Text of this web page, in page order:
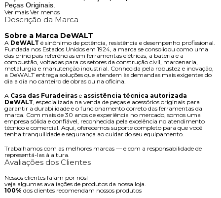
Peças Originais.
Ver mais Ver menos
Descrição da Marca
Sobre a Marca DeWALT
A DeWALT é sinônimo de potência, resistência e desempenho profissional.
Fundada nos Estados Unidos em 1924, a marca se consolidou como uma
das principais referências em ferramentas elétricas, a bateria e a
combustão, voltadas para os setores da construção civil, marcenaria,
metalurgia e manutenção industrial. Conhecida pela robustez e inovação,
a DeWALT entrega soluções que atendem às demandas mais exigentes do
dia a dia no canteiro de obras ou na oficina.
A Casa das Furadeirasé assistência técnica autorizada
DeWALT , especializada na venda de peças e acessórios originais para
garantir a durabilidade e o funcionamento correto das ferramentas da
marca. Com mais de 30 anos de experiência no mercado, somos uma
empresa sólida e confiável, reconhecida pela excelência no atendimento
técnico e comercial. Aqui, oferecemos suporte completo para que você
tenha tranquilidade e segurança ao cuidar do seu equipamento.
Trabalhamos com as melhores marcas — e com a responsabilidade de
representá-las à altura.
Avaliações dos Clientes
Nossos clientes falam por nós!
veja algumas avaliações de produtos da nossa loja.
100% dos clientes recomendam nossos produtos